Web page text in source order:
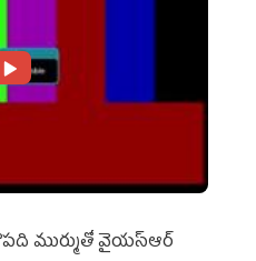
ముర్ముతో వైయ‌స్ఆర్